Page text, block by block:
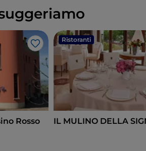
Like
Rosso
Ristoranti
IL MULINO DELLA